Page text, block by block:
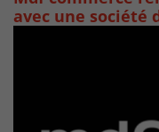
avec une société